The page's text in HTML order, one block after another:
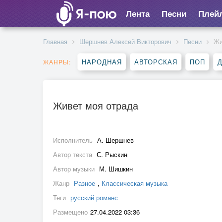
Лента Песни
Главная Шершнев Алексей Викторович Песни
ЖАНРЫ: НАРОДНАЯ АВТОРСКАЯ ПОП
Живет моя отрада
Исполнитель А. Шершнев
Автор текста С. Рыскин
Автор музыки М. Шишкин
Жанр Разное , Классическая музыка
Теги русский романс
Размещено 27.04.2022 03:36